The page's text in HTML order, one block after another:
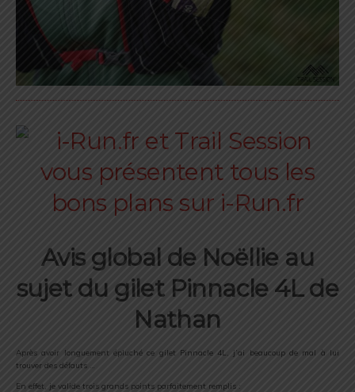
Avis global de Noëllie au
sujet du gilet Pinnacle 4L de
Nathan
Après avoir longuement épluché ce gilet Pinnacle 4L, j’ai beaucoup de mal à lui
trouver des défauts …
En effet, je valide trois grands points parfaitement remplis :